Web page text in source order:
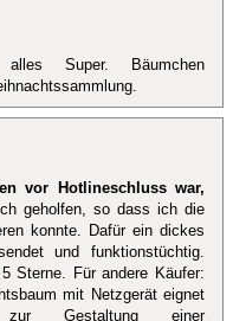
Super. Bäumchen
vor Hotlineschluss war,
geholfen, so dass ich die
konnte. Dafür ein dickes
und funktionstüchtig.
Sterne. Für andere Käufer:
mit Netzgerät eignet
zur Gestaltung einer